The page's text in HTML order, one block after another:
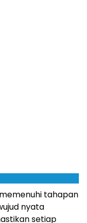
tahapan
nyata
setiap